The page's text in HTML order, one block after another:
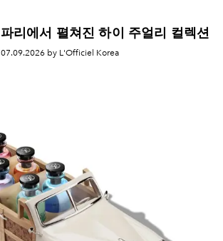
파리에서 펼쳐진 하이 주얼리 컬렉션
07.09.2026 by L'Officiel Korea